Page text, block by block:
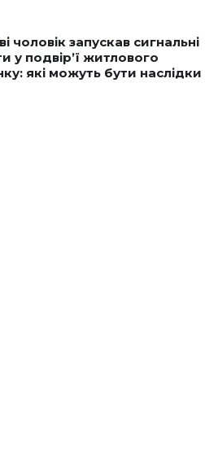
чоловік запускав сигнальні
у подвір’ї житлового
які можуть бути наслідки